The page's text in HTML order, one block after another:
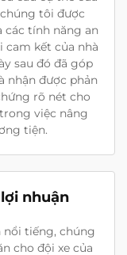
tôi được
các tính năng an
cam kết của nhà
sau đó đã góp
nhận được phản
rõ nét cho
việc nâng
tiện.
nhuận
tiếng, chúng
cho đội xe của